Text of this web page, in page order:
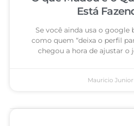
Está
Se você ainda usa o google
como quem “deixa o perfil
chegou a hora de ajustar o
Mauricio Junior